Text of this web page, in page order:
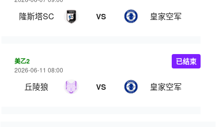
隆斯塔SC VS 皇家空军
美乙2
2026-06-11 08:00
丘陵狼 VS 皇家空军
已结束